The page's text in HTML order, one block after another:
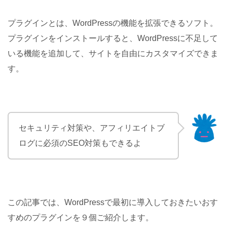
プラグインとは、WordPressの機能を拡張できるソフト。
プラグインをインストールすると、WordPressに不足して
いる機能を追加して、サイトを自由にカスタマイズできま
す。
セキュリティ対策や、アフィリエイトブ
ログに必須のSEO対策もできるよ
この記事では、WordPressで最初に導入しておきたいおす
すめのプラグインを９個ご紹介します。